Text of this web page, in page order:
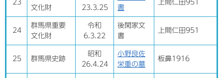
23
文化財
23.3.25
書
上間仁田951
24
群馬県重要
文化財
令和
6.3.22​
後閑家文
書​
上間仁田951​
25 群馬県史跡
昭和
26.4.24
小野良佐
栄重の墓
板鼻1916